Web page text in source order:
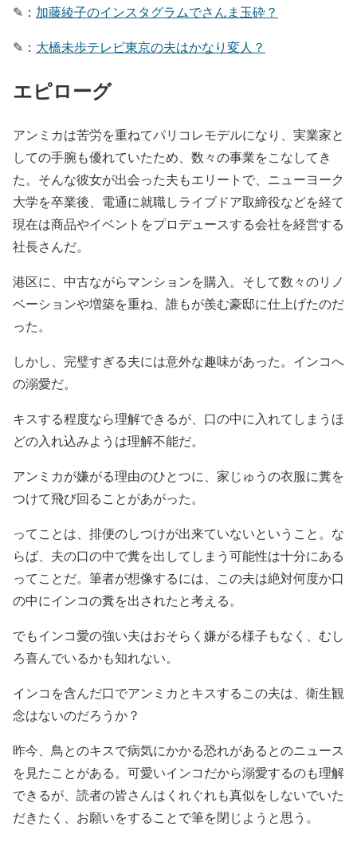
✎： 加藤綾子のインスタグラムでさんま玉砕？
✎： 大橋未歩テレビ東京の夫はかなり変人？
エピローグ
アンミカは苦労を重ねてパリコレモデルになり、実業家と
しての手腕も優れていたため、数々の事業をこなしてき
た。そんな彼女が出会った夫もエリートで、ニューヨーク
大学を卒業後、電通に就職しライブドア取締役などを経て
現在は商品やイベントをプロデュースする会社を経営する
社長さんだ。
港区に、中古ながらマンションを購入。そして数々のリノ
ベーションや増築を重ね、誰もが羨む豪邸に仕上げたのだ
った。
しかし、完璧すぎる夫には意外な趣味があった。インコへ
の溺愛だ。
キスする程度なら理解できるが、口の中に入れてしまうほ
どの入れ込みようは理解不能だ。
アンミカが嫌がる理由のひとつに、家じゅうの衣服に糞を
つけて飛び回ることがあがった。
ってことは、排便のしつけが出来ていないということ。な
らば、夫の口の中で糞を出してしまう可能性は十分にある
ってことだ。筆者が想像するには、この夫は絶対何度か口
の中にインコの糞を出されたと考える。
でもインコ愛の強い夫はおそらく嫌がる様子もなく、むし
ろ喜んでいるかも知れない。
インコを含んだ口でアンミカとキスするこの夫は、衛生観
念はないのだろうか？
昨今、鳥とのキスで病気にかかる恐れがあるとのニュース
を見たことがある。可愛いインコだから溺愛するのも理解
できるが、読者の皆さんはくれぐれも真似をしないでいた
だきたく、お願いをすることで筆を閉じようと思う。